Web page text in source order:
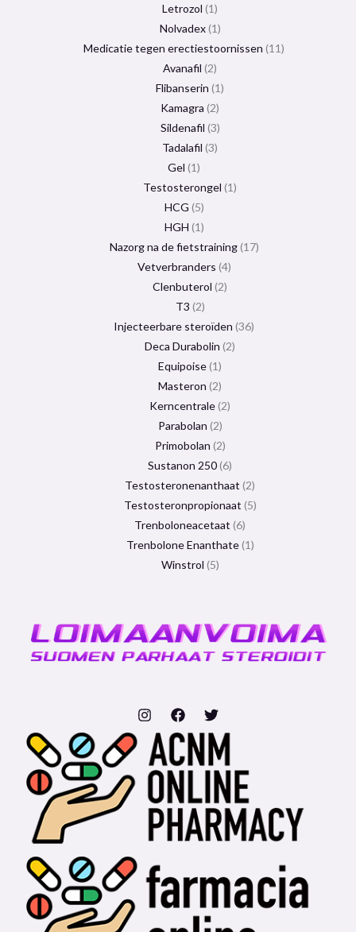
Letrozol 1
Nolvadex 1
Medicatie tegen erectiestoornissen 11
Avanafil 2
Flibanserin 1
Kamagra 2
Sildenafil 3
Tadalafil 3
Gel 1
Testosterongel 1
HCG 5
HGH 1
Nazorg na de fietstraining 17
Vetverbranders 4
Clenbuterol 2
T3 2
Injecteerbare steroïden 36
Deca Durabolin 2
Equipoise 1
Masteron 2
Kerncentrale 2
Parabolan 2
Primobolan 2
Sustanon 250 6
Testosteronenanthaat 2
Testosteronpropionaat 5
Trenboloneacetaat 6
Trenbolone Enanthate 1
Winstrol 5